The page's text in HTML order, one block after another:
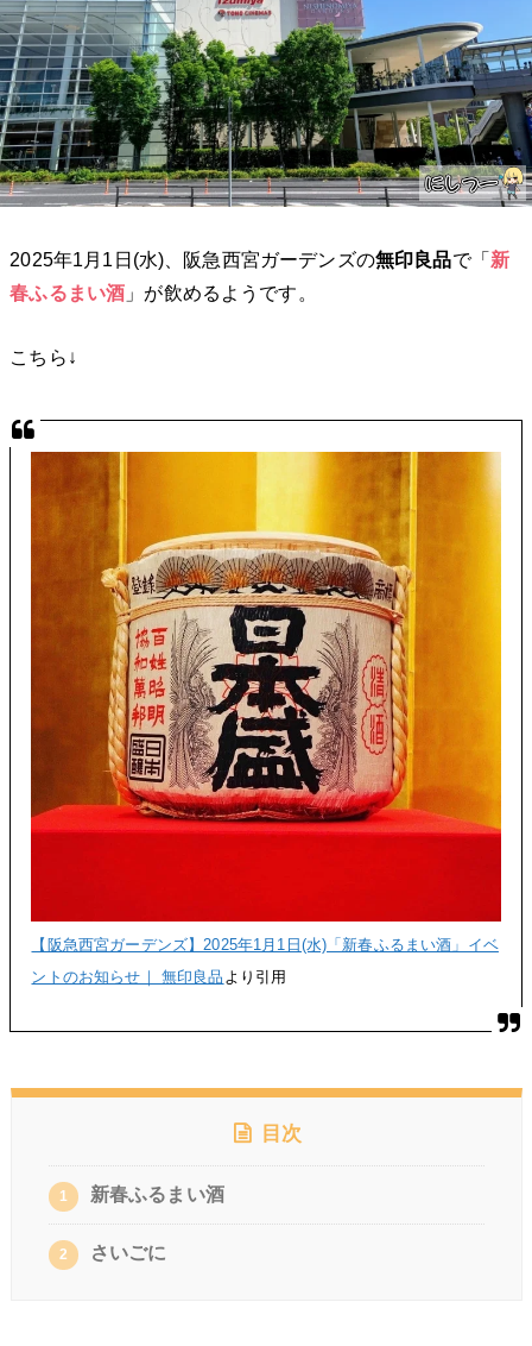
2025年1月1日(水)、阪急西宮ガーデンズの無印良品で「新
春ふるまい酒 」が飲めるようです。
こちら↓
【阪急西宮ガーデンズ】2025年1月1日(水)「新春ふるまい酒」イベ
ントのお知らせ｜ 無印良品 より引用
目次
1 新春ふるまい酒
2 さいごに